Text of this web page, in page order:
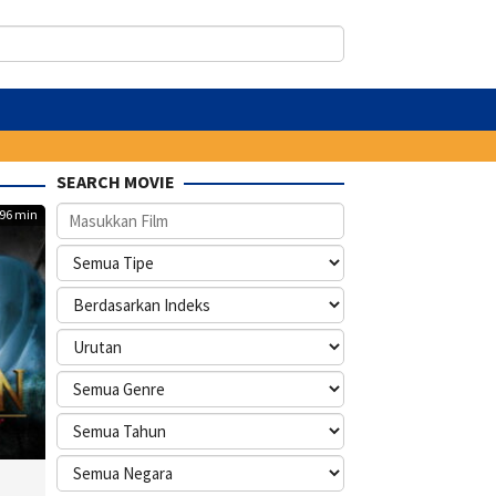
min
SEARCH MOVIE